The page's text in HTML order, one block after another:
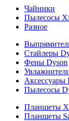
Чайники
Пылесосы
Разное
Стайлеры
Фены Dyson
Аксессуары
Пылесосы
Планшеты
Планшеты